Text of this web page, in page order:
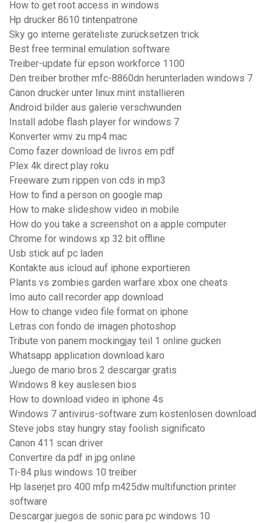
How to get root access in windows
Hp drucker 8610 tintenpatrone
Sky go interne geräteliste zurücksetzen trick
Best free terminal emulation software
Treiber-update für epson workforce 1100
Den treiber brother mfc-8860dn herunterladen windows 7
Canon drucker unter linux mint installieren
Android bilder aus galerie verschwunden
Install adobe flash player for windows 7
Konverter wmv zu mp4 mac
Como fazer download de livros em pdf
Plex 4k direct play roku
Freeware zum rippen von cds in mp3
How to find a person on google map
How to make slideshow video in mobile
How do you take a screenshot on a apple computer
Chrome for windows xp 32 bit offline
Usb stick auf pc laden
Kontakte aus icloud auf iphone exportieren
Plants vs zombies garden warfare xbox one cheats
Imo auto call recorder app download
How to change video file format on iphone
Letras con fondo de imagen photoshop
Tribute von panem mockingjay teil 1 online gucken
Whatsapp application download karo
Juego de mario bros 2 descargar gratis
Windows 8 key auslesen bios
How to download video in iphone 4s
Windows 7 antivirus-software zum kostenlosen download
Steve jobs stay hungry stay foolish significato
Canon 411 scan driver
Convertire da pdf in jpg online
Ti-84 plus windows 10 treiber
Hp laserjet pro 400 mfp m425dw multifunction printer
software
Descargar juegos de sonic para pc windows 10